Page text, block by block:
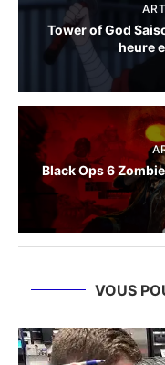
Tower of God
heure
Black Ops 6
VOUS